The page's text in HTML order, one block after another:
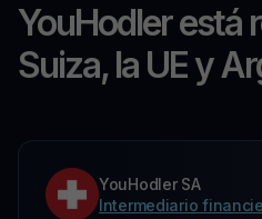
YouHodler está
Suiza, la UE y
YouHodler SA
Intermediario